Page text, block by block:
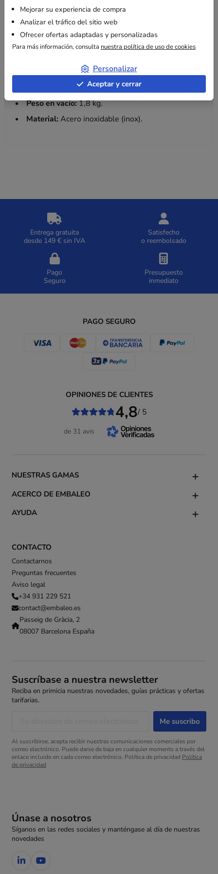
Características técnicas
Formato admitido:Rollos de hasta 50 cm de ancho.
Capacidad máxima:admite bobinas de hasta 20
de 12 kg (con la carga correctamente distribuida).
Dimensiones (P x Al x L):22 cm x 35,5 cm x 59 cm.
Peso en vacío:1,8 kg.
Material: Acero inoxidable (inox).
Entrega gratuita
desde 149 € sin IVA
Satisfecho
o reembolsado
Pago
Seguro
Presupuesto
inmediato
PAGO SEGURO
CONTACTO
Contactarnos
Preguntas frecuentes
Aviso legal
+34 931 229 521
contact@embaleo.es
Passeig de Gràcia, 2
08007 Barcelona España
NUESTRAS GAMAS
ACERCO DE EMBALEO
AYUDA
OPINIONES DE CLIENTES
4,8/ 5
de 31 avis
Únase a nosotros
Síganos en las redes sociales y manténgase al día de nuestras
novedades
Suscríbase a nuestra newsletter
Reciba en primicia nuestras novedades, guías prácticas y ofertas
tarifarias.
Al suscribirse, acepta recibir nuestras comunicaciones comerciales por
correo electrónico. Puede darse de baja en cualquier momento a través del
enlace incluido en cada correo electrónico. Política de privacidad Política
de privacidad
Mejorar su experiencia de compra
Analizar el tráfico del sitio web
Ofrecer ofertas adaptadas y personalizadas
Para más información, consulta nuestra política de uso de cookies
Personalizar
Aceptar y cerrar